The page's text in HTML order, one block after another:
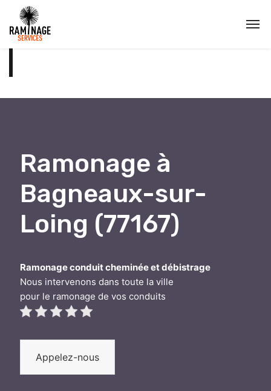
Ramonage à
Bagneaux-sur-
Loing (77167)
Ramonage conduit cheminée et débistrage
Nous intervenons dans toute la ville
pour le ramonage de vos conduits
Appelez-nous